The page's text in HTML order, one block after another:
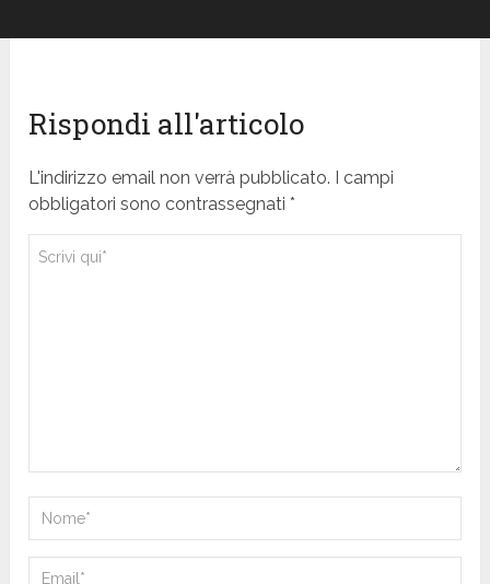
Rispondi all'articolo
L'indirizzo email non verrà pubblicato. I campi
obbligatori sono contrassegnati *